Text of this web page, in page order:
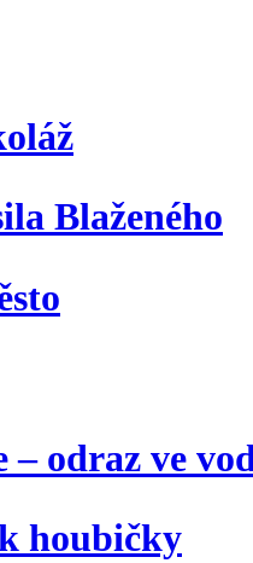
Blaženého
– odraz ve
houbičky